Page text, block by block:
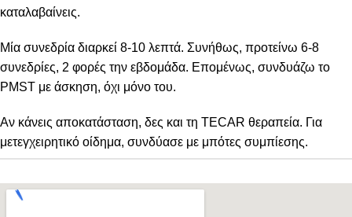
καταλαβαίνεις.
Μία συνεδρία διαρκεί 8-10 λεπτά. Συνήθως, προτείνω 6-8
συνεδρίες, 2 φορές την εβδομάδα. Επομένως, συνδυάζω το
PMST με άσκηση, όχι μόνο του.
Αν κάνεις αποκατάσταση, δες και τη TECAR θεραπεία. Για
μετεγχειρητικό οίδημα, συνδύασε με μπότες συμπίεσης.